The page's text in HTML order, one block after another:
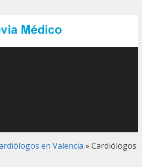
en Valencia » Cardiólogos